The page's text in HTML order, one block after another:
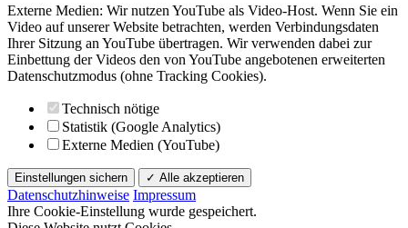
Externe Medien: Wir nutzen YouTube als Video-Host. Wenn Sie ein
Video auf unserer Website betrachten, werden Verbindungsdaten
Ihrer Sitzung an YouTube übertragen. Wir verwenden dabei zur
Einbettung der Videos den von YouTube angebotenen erweiterten
Datenschutzmodus (ohne Tracking Cookies).
Technisch nötige
Statistik (Google Analytics)
Externe Medien (YouTube)
Einstellungen sichern ✓ Alle akzeptieren
Datenschutzhinweise Impressum
Ihre Cookie-Einstellung wurde gespeichert.